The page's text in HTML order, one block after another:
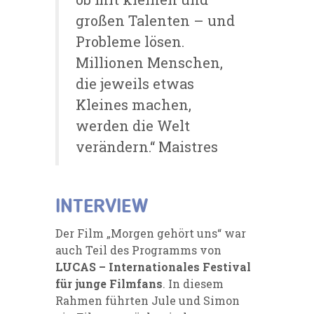
großen Talenten – und
Probleme lösen.
Millionen Menschen,
die jeweils etwas
Kleines machen,
werden die Welt
verändern.“ Maistres
INTERVIEW
Der Film „Morgen gehört uns“ war
auch Teil des Programms von
LUCAS – Internationales Festival
für junge Filmfans. In diesem
Rahmen führten Jule und Simon